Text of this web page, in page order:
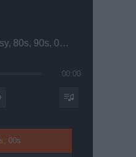
Rádio G6 - Gipsy, 80s, 90s, 00s
00:00
00s